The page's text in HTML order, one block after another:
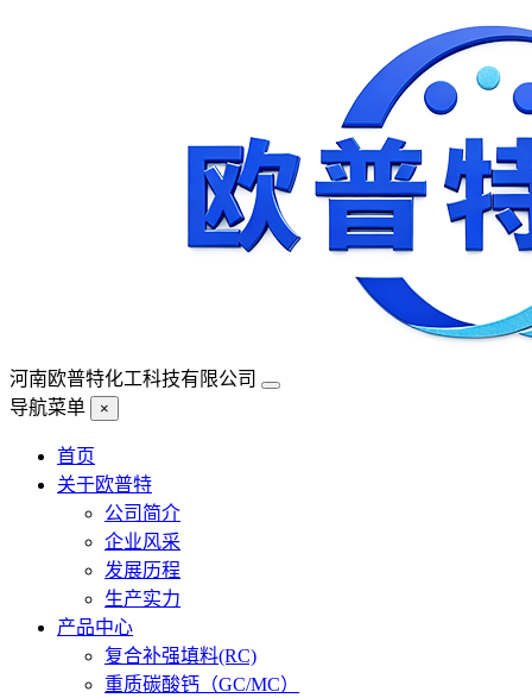
河南欧普特化工科技有限公司
导航菜单
×
首页
关于欧普特
公司简介
企业风采
发展历程
生产实力
产品中心
复合补强填料(RC)
重质碳酸钙（GC/MC）